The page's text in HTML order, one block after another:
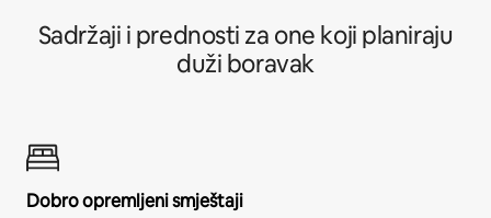
Sadržaji i prednosti za one koji planiraju
duži boravak
Dobro opremljeni smještaji